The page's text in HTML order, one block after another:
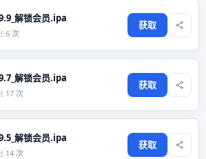
解锁会员.ipa
6 次
获取
解锁会员.ipa
17 次
获取
解锁会员.ipa
14 次
获取